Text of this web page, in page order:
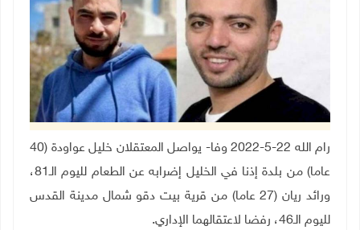
رام الله 22-5-2022 وفا- يواصل المعتقلان خليل عواودة (40
عاما) من بلدة إذنا في الخليل إضرابه عن الطعام لليوم الـ81،
ورائد ريان (27 عاما) من قرية بيت دقو شمال مدينة القدس
لليوم الـ46، رفضا لاعتقالهما الإداري.